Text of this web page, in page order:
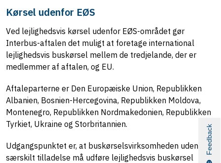
Kørsel udenfor EØS
Ved lejlighedsvis kørsel udenfor EØS-området gør
Interbus-aftalen det muligt at foretage international
lejlighedsvis buskørsel mellem de tredjelande, der er
medlemmer af aftalen, og EU.
Aftaleparterne er Den Europæiske Union, Republikken
Albanien, Bosnien-Hercegovina, Republikken Moldova,
Montenegro, Republikken Nordmakedonien, Republikken
Tyrkiet, Ukraine og Storbritannien.
Udgangspunktet er, at buskørselsvirksomheden uden en
særskilt tilladelse må udføre lejlighedsvis buskørsel
Feedback